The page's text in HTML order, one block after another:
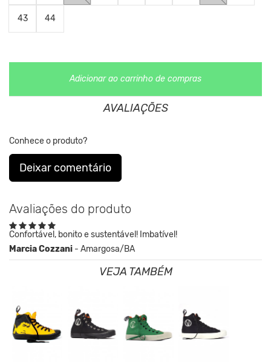
Veja abaixo tabela de tamanhos comparados a numerçao
europeia.
43 44
Adicionar ao carrinho de compras
AVALIAÇÕES
Conhece o produto?
Deixar comentário
Avaliações do produto
Confortável, bonito e sustentável! Imbatível!
Marcia Cozzani - Amargosa/BA
VEJA TAMBÉM